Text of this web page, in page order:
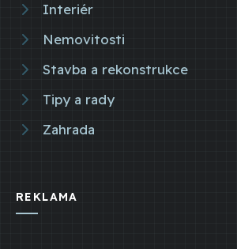
Interiér
Nemovitosti
Stavba a rekonstrukce
Tipy a rady
Zahrada
REKLAMA